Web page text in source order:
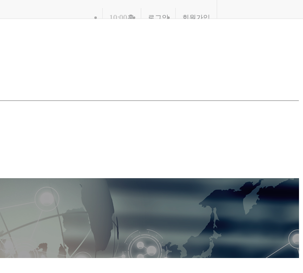
10:00홈 로그인 회원가입